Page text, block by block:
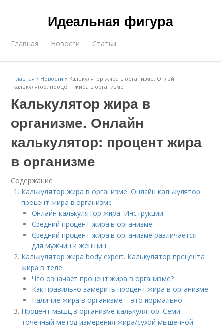
Идеальная фигура
Главная Новости Статьи
Главная » Новости » Калькулятор жира в организме. Онлайн
калькулятор: процент жира в организме
Калькулятор жира в
организме. Онлайн
калькулятор: процент жира
в организме
Содержание
Калькулятор жира в организме. Онлайн калькулятор:
процент жира в организме
Онлайн калькулятор жира. Инструкции.
Средний процент жира в организме
Средний процент жира в организме различается
для мужчин и женщин
Калькулятор жира body expert. Калькулятор процента
жира в теле
Что означает процент жира в организме?
Как правильно замерить процент жира в организме
Наличие жира в организме – это нормально
Процент мышц в организме калькулятор. Семи
точечный метод измерения жира/сухой мышечной